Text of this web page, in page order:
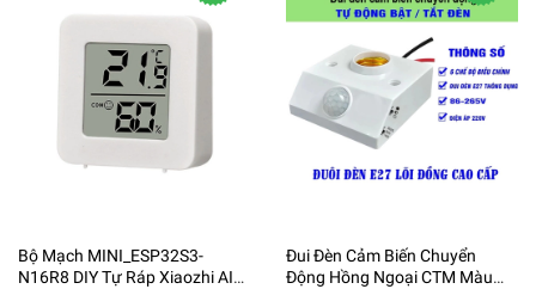
Bộ Mạch MINI_ESP32S3-
N16R8 DIY Tự Ráp Xiaozhi AI
Đui Đèn Cảm Biến Chuyển
Động Hồng Ngoại CTM Màu